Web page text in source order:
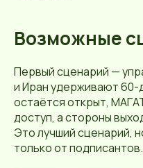
Возможные
Первый сценарий —
и Иран удерживают
остаётся открыт,
доступ, а стороны
Это лучший сценарий,
только от подписантов.